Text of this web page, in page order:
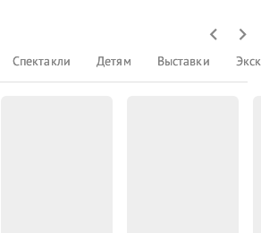
Спектакли Детям Выставки